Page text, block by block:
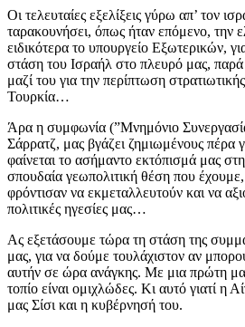
Οι τελευταίες εξελίξεις γύρω απ’ τον
ταρακουνήσει, όπως ήταν επόμενο, την
ειδικότερα το υπουργείο Εξωτερικών,
στάση του Ισραήλ στο πλευρό μας,
μαζί του για την περίπτωση
Τουρκία…
Άρα η συμφωνία (”Μνημόνιο
Σάρρατζ, μας βγάζει ζημιωμένους πέρα
φαίνεται το ασήμαντο εκτόπισμά μας
σπουδαία γεωπολιτική θέση που
φρόντισαν να εκμεταλλευτούν και να
πολιτικές ηγεσίες μας…
Ας εξετάσουμε τώρα τη στάση της
μας, για να δούμε τουλάχιστον αν
αυτήν σε ώρα ανάγκης. Με μια πρώτη
τοπίο είναι ομιχλώδες. Κι αυτό γιατί η
μας Σίσι και η κυβέρνησή του.